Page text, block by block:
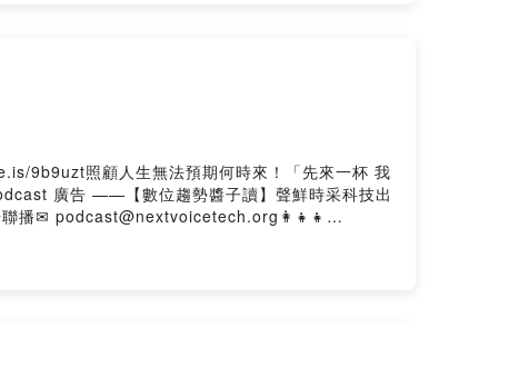
9b9uzt照顧人生無法預期何時來！「先來一杯 我
廣告 ——【數位趨勢醬子讀】聲鮮時采科技出
播✉ podcast@nextvoicetech.org👩‍👧‍👧
Hosting